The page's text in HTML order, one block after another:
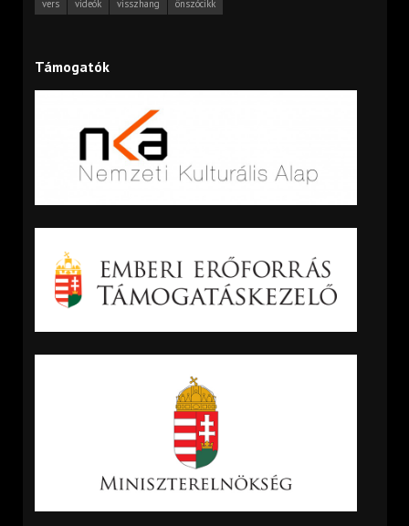
vers
videók visszhang önszócikk
Támogatók